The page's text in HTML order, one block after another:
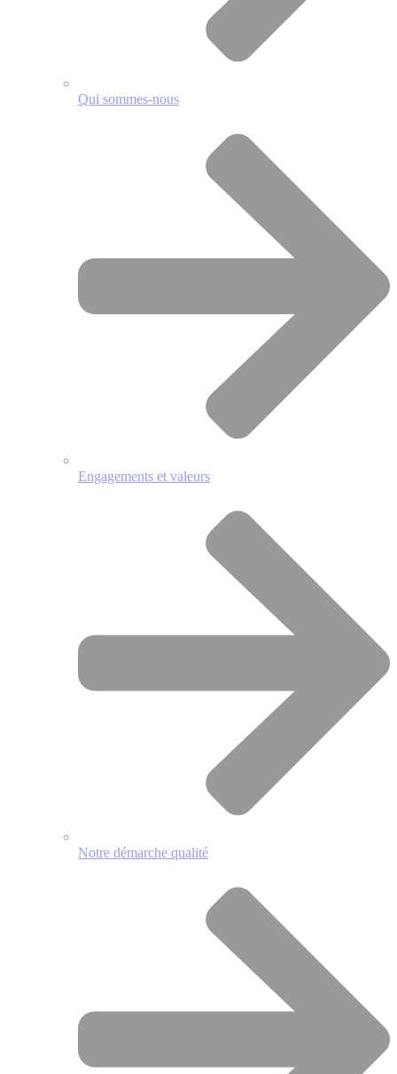
Qui sommes-nous
Engagements et valeurs
Notre démarche qualité